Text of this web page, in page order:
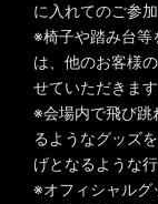
に入れてのご参
※椅子や踏み台等
は、他のお客様
せていただきます
※会場内で飛び跳
るようなグッズ
げとなるような
※オフィシャルグ